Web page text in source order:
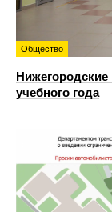
Общество
Нижегородские
учебного года